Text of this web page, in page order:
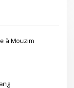
à Mouzim